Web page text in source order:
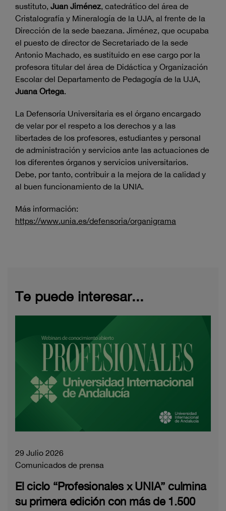
sustituto, Juan Jiménez, catedrático del área de
Cristalografía y Mineralogía de la UJA, al frente de la
Dirección de la sede baezana. Jiménez, que ocupaba
el puesto de director de Secretariado de la sede
Antonio Machado, es sustituido en ese cargo por la
profesora titular del área de Didáctica y Organización
Escolar del Departamento de Pedagogía de la UJA,
Juana Ortega.
La Defensoría Universitaria es el órgano encargado
de velar por el respeto a los derechos y a las
libertades de los profesores, estudiantes y personal
de administración y servicios ante las actuaciones de
los diferentes órganos y servicios universitarios.
Debe, por tanto, contribuir a la mejora de la calidad y
al buen funcionamiento de la UNIA.
Más información:
https://www.unia.es/defensoria/organigrama
Te puede interesar...
29 Julio 2026
Comunicados de prensa
El ciclo “Profesionales x UNIA” culmina
su primera edición con más de 1.500